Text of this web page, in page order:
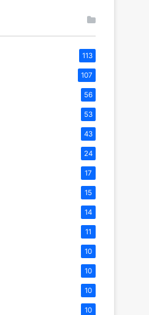
113
107
56
53
43
24
17
15
14
11
10
10
10
10